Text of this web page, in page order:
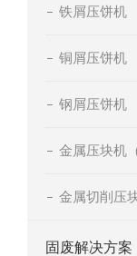
铁屑压饼机
铜屑压饼机
钢屑压饼机
金属压块机
金属切削压
固废解决方案